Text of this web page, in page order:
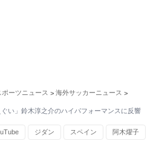
ポーツニュース > 海外サッカーニュース >
ぐい」鈴木淳之介のハイパフォーマンスに反響
ジダン スペイン 阿木燿子